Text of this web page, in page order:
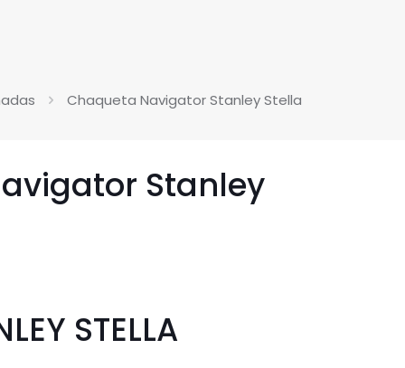
Chaqueta Navigator Stanley Stella
Stanley
STELLA